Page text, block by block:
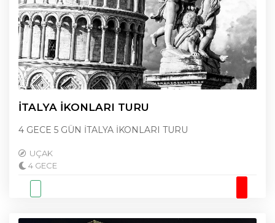
İTALYA İKONLARI TURU
4 GECE 5 GÜN İTALYA İKONLARI TURU
UÇAK
4 GECE